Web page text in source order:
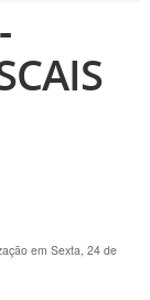
em Sexta, 24 de